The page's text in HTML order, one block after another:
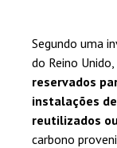
Segundo uma
do Reino Unido,
reservados
instalações
reutilizados
carbono